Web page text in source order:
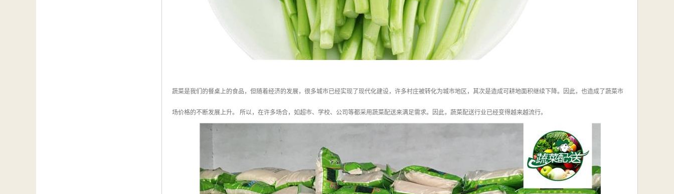
蔬菜是我们的餐桌上的食品，但随着经济的发展，很多城市已经实现了现代化建设，许多村庄被转化为城市地区，其次是造成可耕地面积继续下降。因此，也造成了蔬菜市
场价格的不断发展上升。 所以，在许多场合，如超市、学校、公司等都采用蔬菜配送来满足需求。因此，蔬菜配送行业已经变得越来越流行。